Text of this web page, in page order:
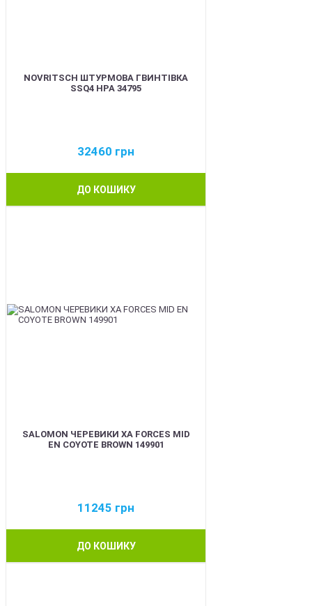
NOVRITSCH ШТУРМОВА ГВИНТІВКА
SSQ4 HPA 34795
32460 грн
ДО КОШИКУ
SALOMON ЧЕРЕВИКИ XA FORCES MID
EN COYOTE BROWN 149901
11245 грн
ДО КОШИКУ